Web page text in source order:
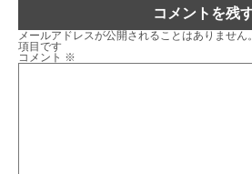
コメントを残
メールアドレスが公開されることはありません。
項目です
コメント ※